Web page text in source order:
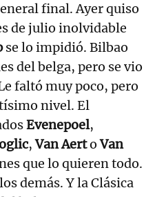
final. Ayer quiso
de julio inolvidable
se lo impidió. Bilbao
del belga, pero se vio
faltó muy poco, pero
nivel. El
Evenepoel,
,Van AertoVan
que lo quieren todo.
demás. Y la Clásica